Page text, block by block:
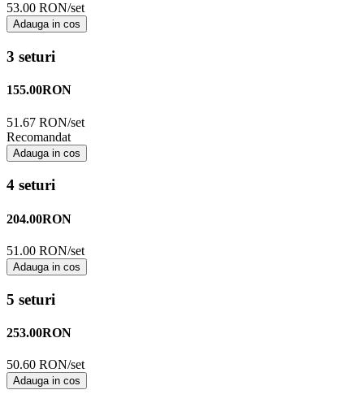
53.00 RON/set
Adauga in cos
3 seturi
155.00RON
51.67 RON/set
Recomandat
Adauga in cos
4 seturi
204.00RON
51.00 RON/set
Adauga in cos
5 seturi
253.00RON
50.60 RON/set
Adauga in cos